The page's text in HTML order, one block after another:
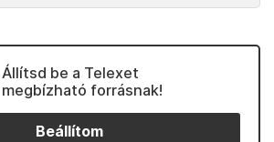
Állítsd be a Telexet
megbízható forrásnak!
Beállítom